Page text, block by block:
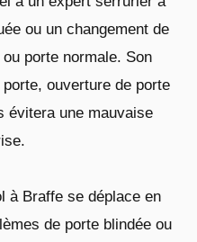
ou un changement de
porte normale. Son
ouverture de porte
évitera une mauvaise
à Braffe se déplace en
de porte blindée ou